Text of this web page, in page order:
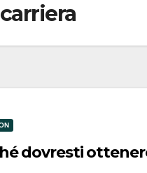
carriera
dovresti